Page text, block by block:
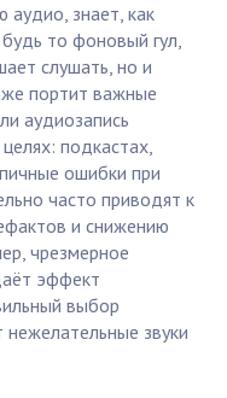
аудио, знает, как
то фоновый гул,
слушать, но и
портит важные
аудиозапись
подкастах,
ошибки при
часто приводят к
и снижению
чрезмерное
эффект
выбор
звуки